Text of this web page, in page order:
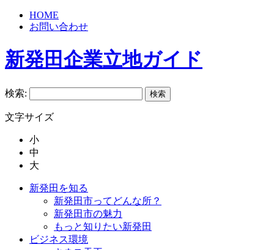
HOME
お問い合わせ
新発田企業立地ガイド
検索:
文字サイズ
小
中
大
新発田を知る
新発田市ってどんな所？
新発田市の魅力
もっと知りたい新発田
ビジネス環境